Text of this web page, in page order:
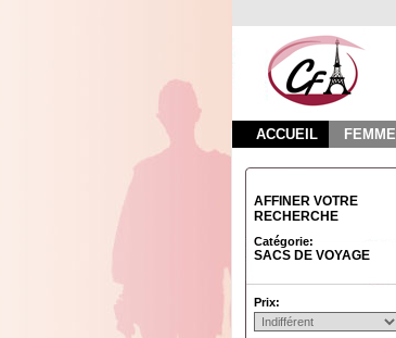
ACCUEIL FEMME
AFFINER VOTRE
RECHERCHE
Catégorie:
SACS DE VOYAGE
Prix: